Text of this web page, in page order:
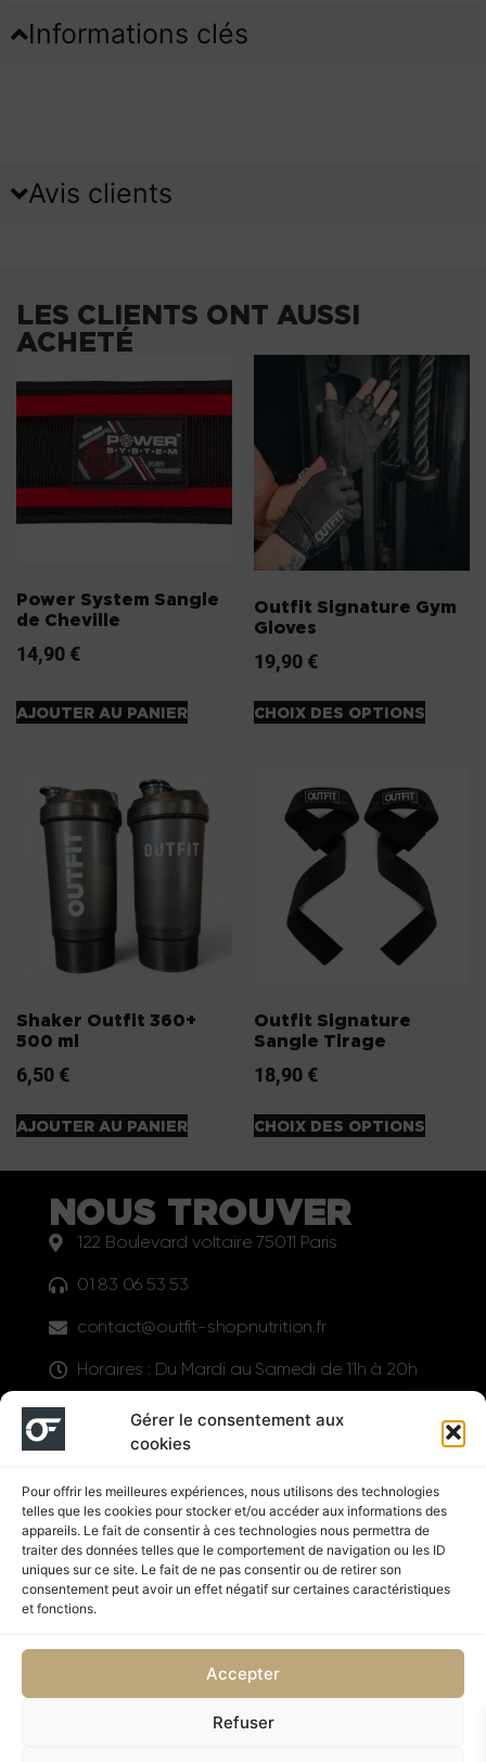
Gérer le consentement aux
cookies
Pour offrir les meilleures expériences, nous utilisons des technologies
telles que les cookies pour stocker et/ou accéder aux informations des
appareils. Le fait de consentir à ces technologies nous permettra de
traiter des données telles que le comportement de navigation ou les ID
uniques sur ce site. Le fait de ne pas consentir ou de retirer son
consentement peut avoir un effet négatif sur certaines caractéristiques
et fonctions.
Accepter
Refuser
Informations clés
Avis clients
LES CLIENTS ONT AUSSI
ACHETÉ
Power System Sangle
de Cheville
14,90 €
AJOUTER AU PANIER
Outfit Signature Gym
Gloves
19,90 €
CHOIX DES OPTIONS
Shaker Outfit 360+
500 ml
6,50 €
AJOUTER AU PANIER
Outfit Signature
Sangle Tirage
18,90 €
CHOIX DES OPTIONS
NOUS TROUVER
122 Boulevard voltaire 75011 Paris
01 83 06 53 53
contact@outfit-shopnutrition.fr
Horaires : Du Mardi au Samedi de 11h à 20h
LIENS UTILES
Suivez nous